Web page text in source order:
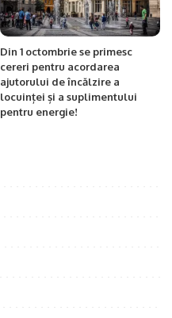
Din 1 octombrie se primesc
cereri pentru acordarea
ajutorului de încălzire a
locuinței și a suplimentului
pentru energie!